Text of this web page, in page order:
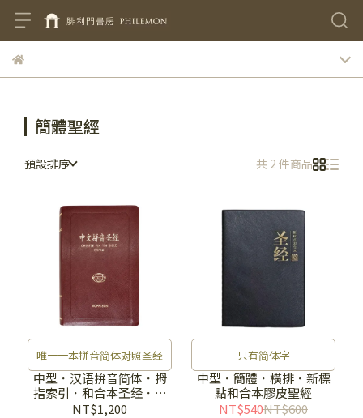
簡體聖經
預設排序 共 2 件商品
唯一一本拼音简体对照圣经
中型．汉语拚音简体．拇
指索引．和合本圣经．簡
體拼音
NT$1,200
只有简体字
中型．簡體．橫排．新標
點和合本膠皮聖經
NT$540NT$600